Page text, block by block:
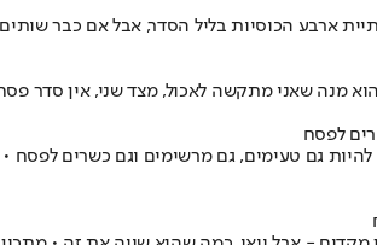
ארבע הכוסיות בליל הסדר, אבל אם כבר
מנה שאני מתקשה לאכול, מצד שני, אין סדר
גם טעימים, גם מרשימים וגם כשרים לפסח